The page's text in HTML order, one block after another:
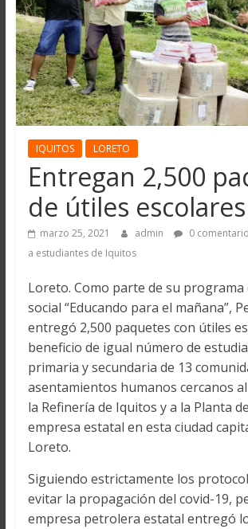
IQUITOS LORETO
Entregan 2,500
de útiles escolares
marzo 25, 2021 admin 0
a estudiantes de Iquitos
Loreto. Como parte de su programa
social “Educando para el mañana”,
entregó 2,500 paquetes con útiles
beneficio de igual número de
primaria y secundaria de 13
asentamientos humanos cercanos
la Refinería de Iquitos y a la Planta
empresa estatal en esta ciudad
Loreto.
Siguiendo estrictamente los
evitar la propagación del covid-19,
empresa petrolera estatal entregó